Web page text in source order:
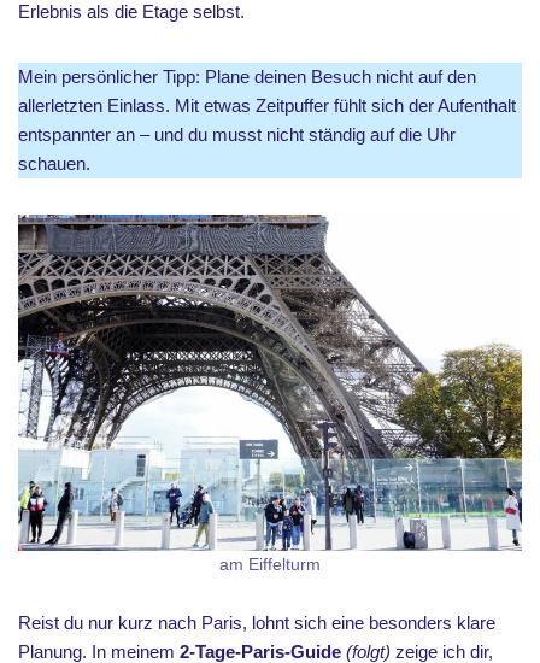
Erlebnis als die Etage selbst.
Mein persönlicher Tipp: Plane deinen Besuch nicht auf den
allerletzten Einlass. Mit etwas Zeitpuffer fühlt sich der Aufenthalt
entspannter an – und du musst nicht ständig auf die Uhr
schauen.
am Eiffelturm
Reist du nur kurz nach Paris, lohnt sich eine besonders klare
Planung. In meinem 2-Tage-Paris-Guide (folgt) zeige ich dir,